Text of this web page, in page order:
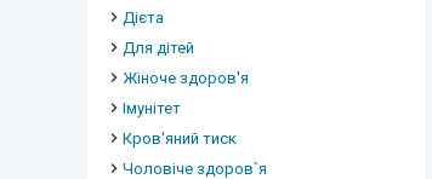
Дієта
Для дітей
Жіноче здоров'я
Імунітет
Кров'яний тиск
Чоловіче здоров`я